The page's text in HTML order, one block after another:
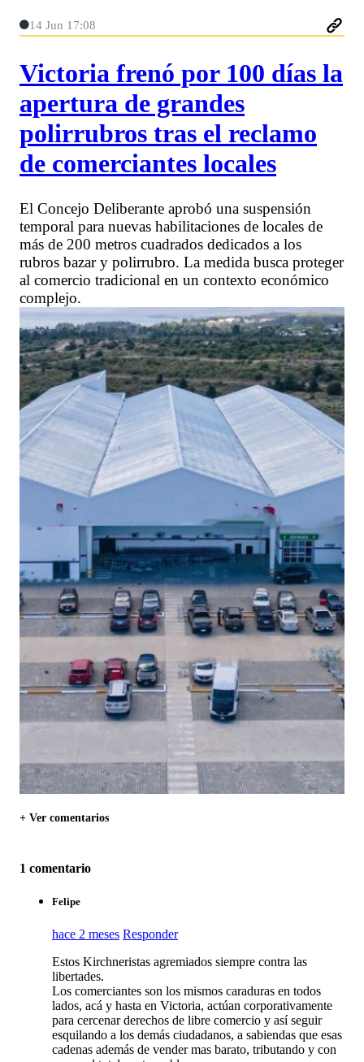
14 Jun 17:08
Victoria frenó por 100 días la
apertura de grandes
polirrubros tras el reclamo
de comerciantes locales
El Concejo Deliberante aprobó una suspensión
temporal para nuevas habilitaciones de locales de
más de 200 metros cuadrados dedicados a los
rubros bazar y polirrubro. La medida busca proteger
al comercio tradicional en un contexto económico
complejo.
+ Ver comentarios
1 comentario
Felipe
hace 2 meses Responder
Estos Kirchneristas agremiados siempre contra las
libertades.
Los comerciantes son los mismos caraduras en todos
lados, acá y hasta en Victoria, actúan corporativamente
para cercenar derechos de libre comercio y así seguir
esquilando a los demás ciudadanos, a sabiendas que esas
cadenas además de vender mas barato, tributando y con